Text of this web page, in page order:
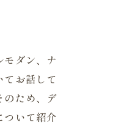
ダン、ナ
お話して
のため、デ
ついて紹介